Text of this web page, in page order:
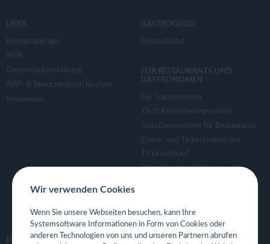
ÜBER
Kontaktanfrage
AGB
Datenschutzerklärung
APP- & Benutzerdaten löschen
Impressum
GASTROGUIDE
Deutschland
FÜR RESTAURANTS UND
GASTRONOMEN
Für Gastronomen
Tisch Reservierungsystem
Gutscheinsystem für Restaurants
Event- und Ticketsystem mit
Ticketverkauf
Bestellsystem Lieferung und
Eigene App für Restaurant
FOLGE UNS
Wir verwenden Cookies
Wenn Sie unsere Webseiten besuchen, kann Ihre
Systemsoftware Informationen in Form von Cookies oder
anderen Technologien von uns und unseren Partnern abrufen